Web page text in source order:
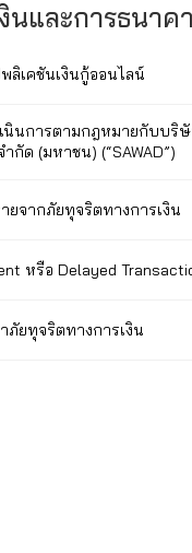
นและการธนาค
เคชันเงินกู้ออนไลน์
นินการตามกฎหมายกับบริ
กัด (มหาชน) (“SAWAD”)
ยจากภัยทุจริตทางการเงิน
หรือ Delayed
ยทุจริตทางการเงิน